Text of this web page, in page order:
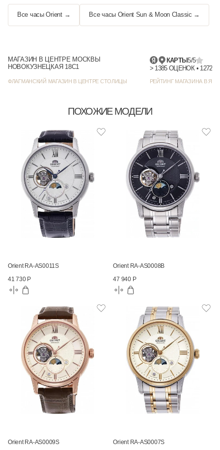
Все часы Orient → Все часы Orient Sun & Moon Classic →
МАГАЗИН В ЦЕНТРЕ МОСКВЫ
НОВОКУЗНЕЦКАЯ 18С1
ФЛАГМАНСКИЙ МАГАЗИН В ЦЕНТРЕ СТОЛИЦЫ
КАРТЫ5/5
РЕЙТИНГ МАГАЗИНА В
ПОХОЖИЕ МОДЕЛИ
Orient RA-AS0011S
41 730 Р
Orient RA-AS0008B
47 940 Р
Orient RA-AS0009S
Orient RA-AS0007S